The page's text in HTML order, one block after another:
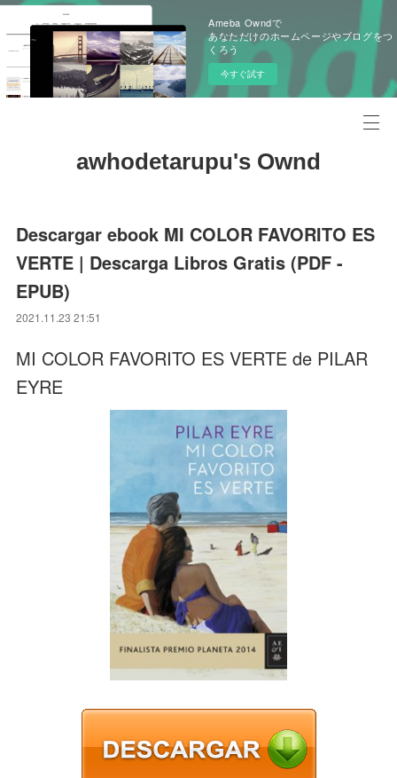
Ameba Owndで
あなただけのホームページやブログをつ
くろう
今すぐ試す
awhodetarupu's Ownd
Descargar ebook MI COLOR FAVORITO ES
VERTE | Descarga Libros Gratis (PDF -
EPUB)
2021.11.23 21:51
MI COLOR FAVORITO ES VERTE de PILAR
EYRE